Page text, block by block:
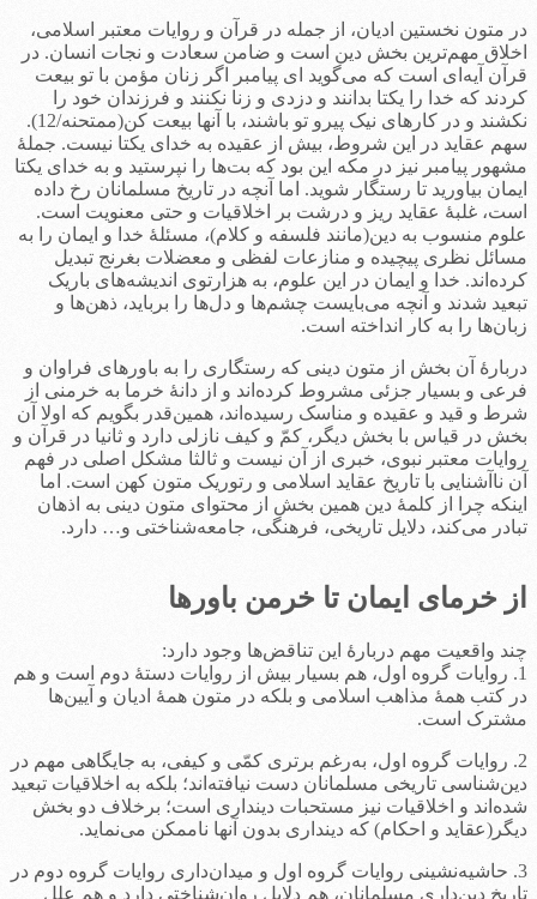
در متون نخستین ادیان، از جمله در قرآن و روایات معتبر اسلامی،
اخلاق مهم‌ترین بخش دین است و ضامن سعادت و نجات انسان. در
قرآن آیه‌ای است که می‌گوید ای پیامبر اگر زنان مؤمن با تو بیعت
کردند که خدا را یکتا بدانند و دزدی و زنا نکنند و فرزندان خود را
نکشند و در کارهای نیک پیرو تو باشند، با آنها بیعت کن(ممتحنه/12).
سهم عقاید در این شروط، بیش از عقیده به خدای یکتا نیست. جملۀ
مشهور پیامبر نیز در مکه این بود که بت‌ها را نپرستید و به خدای یکتا
ایمان بیاورید تا رستگار شوید. اما آنچه در تاریخ مسلمانان رخ داده
است، غلبۀ عقاید ریز و درشت بر اخلاقیات و حتی معنویت است.
علوم منسوب به دین(مانند فلسفه و کلام)، مسئلۀ خدا و ایمان را به
مسائل نظری پیچیده و منازعات لفظی و معضلات بغرنج تبدیل
کرده‌اند. خدا و ایمان در این علوم، به هزارتوی اندیشه‌های باریک
تبعید شدند و آنچه می‌بایست چشم‌ها و دل‌ها را برباید، ذهن‌ها و
زبان‌ها را به کار انداخته است.
دربارۀ آن بخش از متون دینی که رستگاری را به باورهای فراوان و
فرعی و بسیار جزئی مشروط کرده‌اند و از دانۀ خرما به خرمنی از
شرط و قید و عقیده و مناسک رسیده‌اند، همین‌قدر بگویم که اولا آن
بخش در قیاس با بخش دیگر، کمّ و کیف نازلی دارد و ثانیا در قرآن و
روایات معتبر نبوی، خبری از آن نیست و ثالثا مشکل اصلی در فهم
آن ناآشنایی با تاریخ عقاید اسلامی و رتوریک متون کهن است. اما
اینکه چرا از کلمۀ دین همین بخش از محتوای متون دینی به اذهان
تبادر می‌کند، دلایل تاریخی، فرهنگی، جامعه‌شناختی و… دارد.
از خرمای ایمان تا خرمن باورها
چند واقعیت مهم دربارۀ این تناقض‌ها وجود دارد:
1. روایات گروه اول، هم بسیار بیش از روایات دستۀ دوم است و هم
در کتب همۀ مذاهب اسلامی و بلکه در متون همۀ ادیان و آیین‌ها
مشترک است.
2. روایات گروه اول، به‌رغم برتری کمّی و کیفی، به جایگاهی مهم در
دین‌شناسی تاریخی مسلمانان دست نیافته‌اند؛ بلکه به اخلاقیات تبعید
شده‌اند و اخلاقیات نیز مستحبات دینداری است؛ برخلاف دو بخش
دیگر(عقاید و احکام) که دینداری بدون آنها ناممکن می‌نماید.
3. حاشیه‌نشینی روایات گروه اول و میدان‌داری روایات گروه دوم در
تاریخ دین‌داری مسلمانان، هم دلایل روان‌شناختی دارد و هم علل